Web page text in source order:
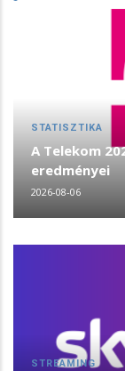
STATISZTIKA
A Telekom
eredményei
2026-08-06
STREAMING